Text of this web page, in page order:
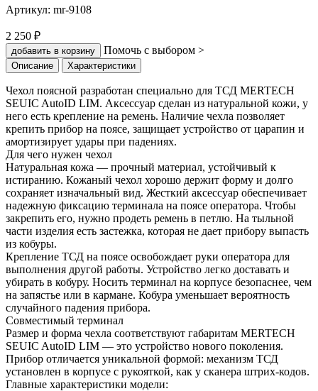
Артикул: mr-9108
2 250 ₽
добавить в корзину Помочь с выбором >
Описание Характеристики
Чехол поясной разработан специально для ТСД MERTECH
SEUIC AutoID LIM. Аксессуар сделан из натуральной кожи, у
него есть крепление на ремень. Наличие чехла позволяет
крепить прибор на поясе, защищает устройство от царапин и
амортизирует удары при падениях.
Для чего нужен чехол
Натуральная кожа — прочный материал, устойчивый к
истиранию. Кожаный чехол хорошо держит форму и долго
сохраняет изначальный вид. Жесткий аксессуар обеспечивает
надежную фиксацию терминала на поясе оператора. Чтобы
закрепить его, нужно продеть ремень в петлю. На тыльной
части изделия есть застежка, которая не дает прибору выпасть
из кобуры.
Крепление ТСД на поясе освобождает руки оператора для
выполнения другой работы. Устройство легко доставать и
убирать в кобуру. Носить терминал на корпусе безопаснее, чем
на запястье или в кармане. Кобура уменьшает вероятность
случайного падения прибора.
Совместимый терминал
Размер и форма чехла соответствуют габаритам MERTECH
SEUIC AutoID LIM — это устройство нового поколения.
Прибор отличается уникальной формой: механизм ТСД
установлен в корпусе с рукояткой, как у сканера штрих-кодов.
Главные характеристики модели: